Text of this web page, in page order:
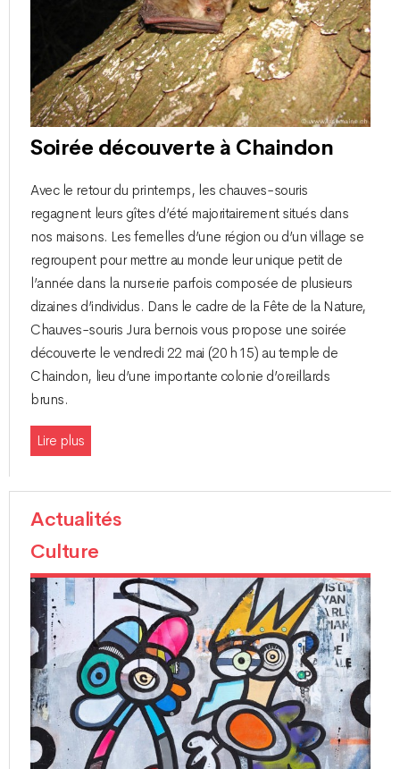
Soirée découverte à Chaindon
Avec le retour du printemps, les chauves-souris
regagnent leurs gîtes d’été majoritairement situés dans
nos maisons. Les femelles d’une région ou d’un village se
regroupent pour mettre au monde leur unique petit de
l’année dans la nurserie parfois composée de plusieurs
dizaines d’individus. Dans le cadre de la Fête de la Nature,
Chauves-souris Jura bernois vous propose une soirée
découverte le vendredi 22 mai (20 h 15) au temple de
Chaindon, lieu d’une importante colonie d’oreillards
bruns.
Lire plus
Actualités
Culture